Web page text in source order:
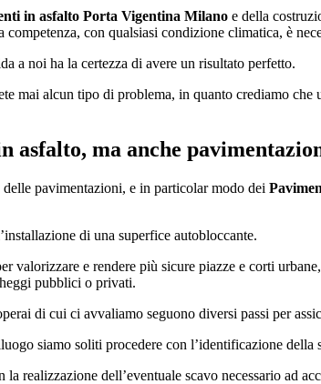
in asfalto Porta Vigentina Milano e della
con qualsiasi condizione climatica, è
a noi ha la certezza di avere un risultato perfetto.
mai alcun tipo di problema, in quanto crediamo
asfalto, ma anche
pavimentazioni, e in particolar modo dei
di una superfice autobloccante.
valorizzare e rendere più sicure piazze e corti
pubblici o privati.
di cui ci avvaliamo seguono diversi passi per
siamo soliti procedere con l’identificazione della
la realizzazione dell’eventuale scavo necessario ad